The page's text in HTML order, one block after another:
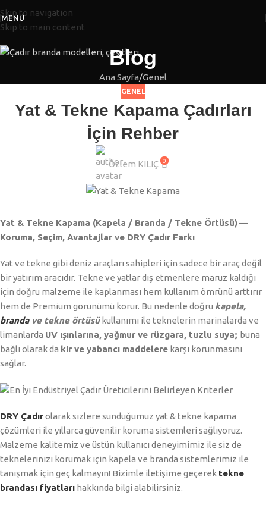
Skip to navigation
Skip to main content
MENÜ
Blog
Ana Sayfa Genel
GENEL
Yat & Tekne Kapama Çadırları
İçin Rehber
Özlem KILIÇ 0
Yat & Tekne Kapama (Kapela / Branda / Tekne Örtüsü)—
Koruma, Seçim, Avantajlar ve DRY Çadır Farkı
Yat ve tekne gibi deniz araçları sahipleri için sadece bir araç değil
bir yatırım aracıdır. Tekne ve yatlar dış etmenlere maruz kaldığı
için doğru malzeme ile kaplanması hem kullanım ömrünü arttırır
hem de Premium görünümü korur. Bu nedenle doğru kapela,
brandave tekne örtüsükullanımı ile teknelerin marinalarda ve
limanlarda UV ışınlarına, yağmur ve rüzgara, tuzlu suya; buna
bağlı olarak da kir ve yabancı maddelere karşı korunmasını
sağlar.
DRY Çadırolarak sizlere sunduğumuz yat & tekne kapama
çözümleri ile yıllarca güvenilir koruma sistemleri sağlıyoruz.
Malzeme kalitemiz ve üstün kullanıcı deneyimimiz ile siz de
teknelerinizi korumak için kapela ve branda sistemlerimiz ile
tanışmak için geç kalmayın! Bizimle iletişime geçerek tekne
brandası fiyatları hakkında bilgi alabilirsiniz.